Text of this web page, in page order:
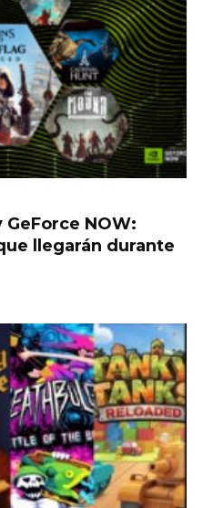
NOW:
llegarán durante